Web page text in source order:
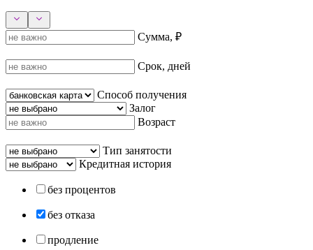
Сумма, ₽
Срок, дней
Способ получения
Залог
Возраст
Тип занятости
Кредитная история
без процентов
без отказа
продление